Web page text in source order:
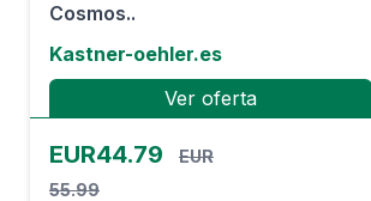
Cosmos..
Kastner-oehler.es
Ver oferta
EUR44.79
EUR
55.99